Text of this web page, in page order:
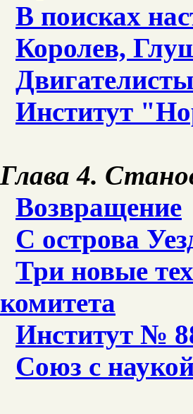
В поисках
Королев,
Двигателисты
Институт
Глава 4.
Возвращение
С острова
Три новые
комитета
Институт №
Союз с